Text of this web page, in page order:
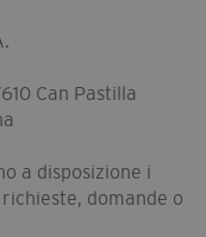
Can Pastilla
a disposizione i
domande o